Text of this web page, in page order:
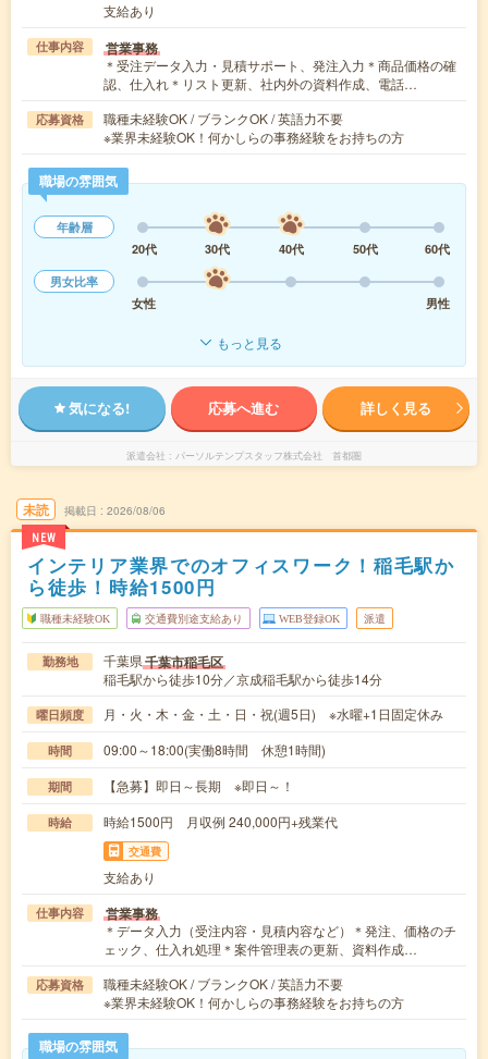
支給あり
仕事内容 営業事務
＊受注データ入力・見積サポート、発注入力＊商品価格の確
認、仕入れ＊リスト更新、社内外の資料作成、電話…
応募資格
職種未経験OK / ブランクOK / 英語力不要
※業界未経験OK！何かしらの事務経験をお持ちの方
職場の雰囲気
年齢層
20代
30代 40代 50代
60代
男女比率
女性
男性
もっと見る
気になる! 応募へ進む 詳しく見る
派遣会社 パーソルテンプスタッフ株式会社 首都圏
未読
NEW
掲載日 2026/08/06
インテリア業界でのオフィスワーク！稲毛駅か
ら徒歩！時給1500円
職種未経験OK 交通費別途支給あり WEB登録OK 派遣
勤務地 千葉県千葉市稲毛区
稲毛駅から徒歩10分／京成稲毛駅から徒歩14分
曜日頻度 月・火・木・金・土・日・祝(週5日) ※水曜+1日固定休み
時間 09:00～18:00(実働8時間 休憩1時間)
期間 【急募】即日～長期 ※即日～！
時給 時給1500円 月収例 240,000円+残業代
交通費
支給あり
仕事内容 営業事務
＊データ入力（受注内容・見積内容など）＊発注、価格のチ
ェック、仕入れ処理＊案件管理表の更新、資料作成…
応募資格
職種未経験OK / ブランクOK / 英語力不要
※業界未経験OK！何かしらの事務経験をお持ちの方
職場の雰囲気